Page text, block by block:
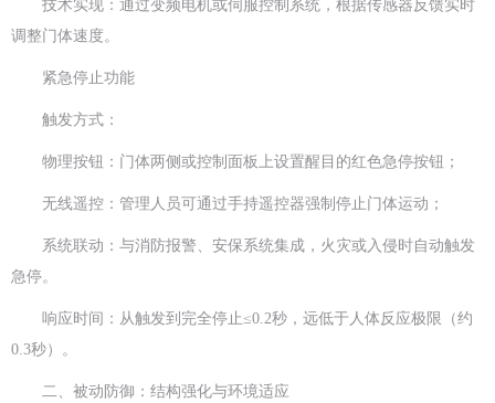
技术实现：通过变频电机或伺服控制系统，根据传感器反馈实时
调整门体速度。
紧急停止功能
触发方式：
物理按钮：门体两侧或控制面板上设置醒目的红色急停按钮；
无线遥控：管理人员可通过手持遥控器强制停止门体运动；
系统联动：与消防报警、安保系统集成，火灾或入侵时自动触发
急停。
响应时间：从触发到完全停止≤0.2秒，远低于人体反应极限（约
0.3秒）。
二、被动防御：结构强化与环境适应